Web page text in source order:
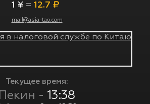
1 ¥ = 12.7 ₽
mail@asia-tao.com
Текущее время:
Пекин - 13:38